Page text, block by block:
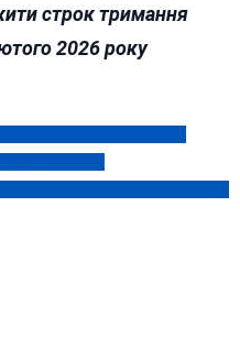
строк тримання
2026 року